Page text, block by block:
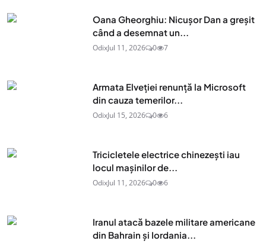
Oana Gheorghiu: Nicușor Dan a greșit
când a desemnat un...
OdixJul 11, 2026 0 7
Armata Elveției renunță la Microsoft
din cauza temerilor...
OdixJul 15, 2026 0 6
Tricicletele electrice chinezești iau
locul mașinilor de...
OdixJul 11, 2026 0 6
Iranul atacă bazele militare americane
din Bahrain și Iordania...